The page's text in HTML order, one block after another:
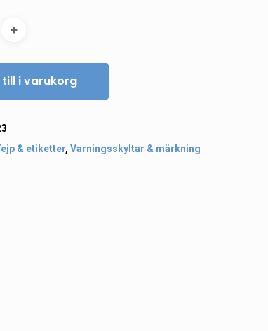
till i varukorg
& etiketter,Varningsskyltar & märkning